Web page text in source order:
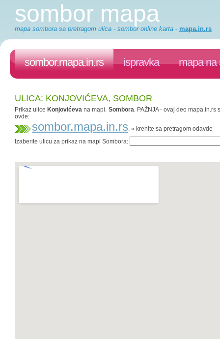
sombor mapa
mapa sombora sa pretragom ulica - sombor online karta - mapa.in.rs
sombor.mapa.in.rs ispravka mapa na
ULICA: KONJOVIĆEVA, SOMBOR
Prikaz ulice Konjovićeva na mapi. Sombora. PAŽNJA - ovaj deo
ovde:
sombor.mapa.in.rs. « krenite sa pretragom odavde
Izaberite ulicu za prikaz na mapi Sombora: